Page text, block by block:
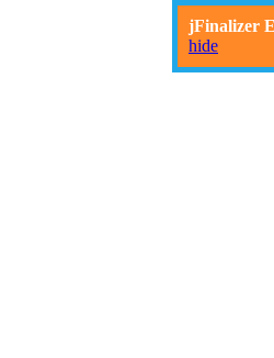
jFinalizer
hide